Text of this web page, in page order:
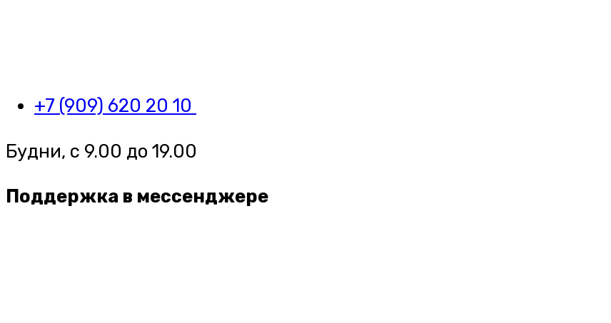
+7 (909) 620 20 10
Будни, с 9.00 до 19.00
Поддержка в мессенджере